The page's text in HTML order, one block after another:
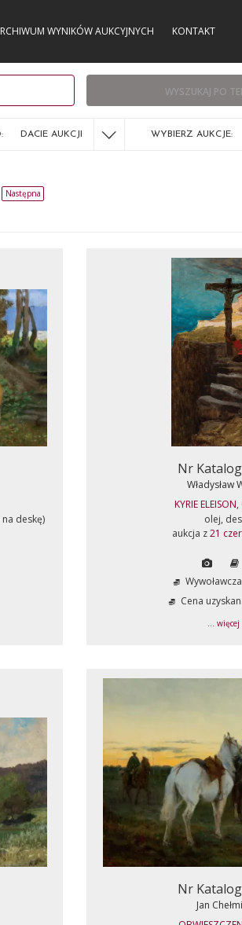
WYNIKÓW AUKCYJNYCH KONTAKT
DACIE AUKCJI WYBIERZ AUKCJE:
Następna
deskę)
Nr
Władysław
KYRIE
olej,
aukcja z21
Cena
... więcej
Nr
Jan